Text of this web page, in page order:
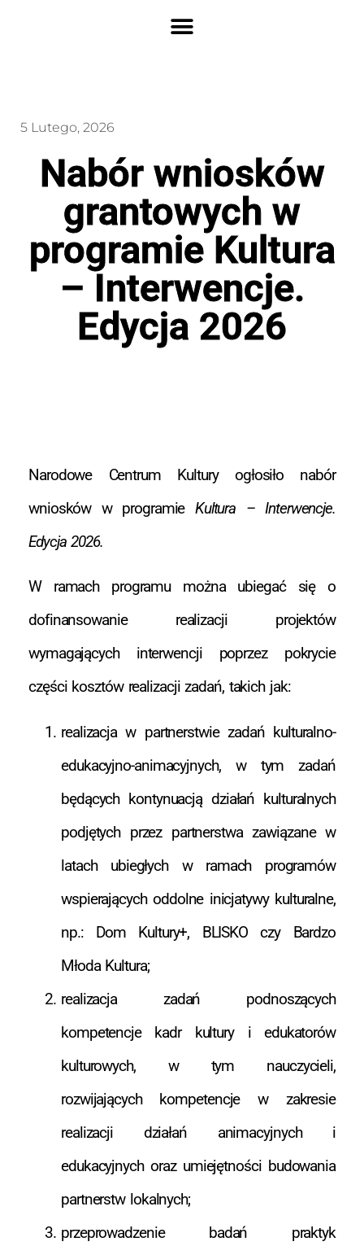
5 Lutego, 2026
Nabór wniosków
grantowych w
programie Kultura
– Interwencje.
Edycja 2026
Narodowe Centrum Kultury ogłosiło nabór
wniosków w programie Kultura – Interwencje.
Edycja 2026.
W ramach programu można ubiegać się o
dofinansowanie realizacji projektów
wymagających interwencji poprzez pokrycie
części kosztów realizacji zadań, takich jak:
realizacja w partnerstwie zadań kulturalno-
edukacyjno-animacyjnych, w tym zadań
będących kontynuacją działań kulturalnych
podjętych przez partnerstwa zawiązane w
latach ubiegłych w ramach programów
wspierających oddolne inicjatywy kulturalne,
np.: Dom Kultury+, BLISKO czy Bardzo
Młoda Kultura;
realizacja zadań podnoszących
kompetencje kadr kultury i edukatorów
kulturowych, w tym nauczycieli,
rozwijających kompetencje w zakresie
realizacji działań animacyjnych i
edukacyjnych oraz umiejętności budowania
partnerstw lokalnych;
przeprowadzenie badań praktyk